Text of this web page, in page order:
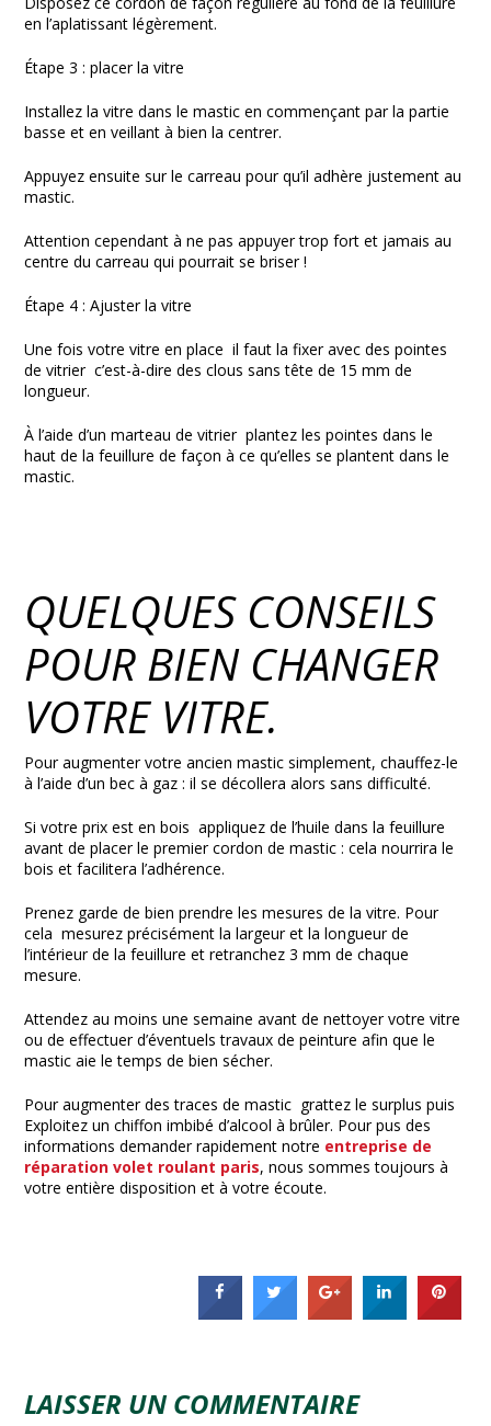
en l’aplatissant légèrement.
Étape 3 : placer la vitre
Installez la vitre dans le mastic en commençant par la partie
basse et en veillant à bien la centrer.
Appuyez ensuite sur le carreau pour qu’il adhère justement au
mastic.
Attention cependant à ne pas appuyer trop fort et jamais au
centre du carreau qui pourrait se briser !
Étape 4 : Ajuster la vitre
Une fois votre vitre en place il faut la fixer avec des pointes
de vitrier c’est-à-dire des clous sans tête de 15 mm de
longueur.
À l’aide d’un marteau de vitrier plantez les pointes dans le
haut de la feuillure de façon à ce qu’elles se plantent dans le
mastic.
QUELQUES CONSEILS
POUR BIEN CHANGER
VOTRE VITRE.
Pour augmenter votre ancien mastic simplement, chauffez-le
à l’aide d’un bec à gaz : il se décollera alors sans difficulté.
Si votre prix est en bois appliquez de l’huile dans la feuillure
avant de placer le premier cordon de mastic : cela nourrira le
bois et facilitera l’adhérence.
Prenez garde de bien prendre les mesures de la vitre. Pour
cela mesurez précisément la largeur et la longueur de
l’intérieur de la feuillure et retranchez 3 mm de chaque
mesure.
Attendez au moins une semaine avant de nettoyer votre vitre
ou de effectuer d’éventuels travaux de peinture afin que le
mastic aie le temps de bien sécher.
Pour augmenter des traces de mastic grattez le surplus puis
Exploitez un chiffon imbibé d’alcool à brûler. Pour pus des
informations demander rapidement notre entreprise de
réparation volet roulant paris, nous sommes toujours à
votre entière disposition et à votre écoute.
LAISSER UN COMMENTAIRE